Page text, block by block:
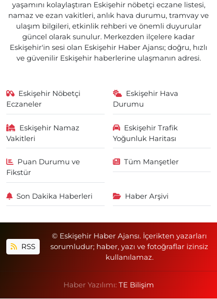
yaşamını kolaylaştıran Eskişehir nöbetçi eczane listesi,
namaz ve ezan vakitleri, anlık hava durumu, tramvay ve
ulaşım bilgileri, etkinlik rehberi ve önemli duyurular
güncel olarak sunulur. Merkezden ilçelere kadar
Eskişehir'in sesi olan Eskişehir Haber Ajansı; doğru, hızlı
ve güvenilir Eskişehir haberlerine ulaşmanın adresi.
Eskişehir Nöbetçi
Eczaneler
Eskişehir Hava
Durumu
Eskişehir Namaz
Vakitleri
Eskişehir Trafik
Yoğunluk Haritası
Puan Durumu ve
Fikstür
Tüm Manşetler
Son Dakika Haberleri Haber Arşivi
RSS
© Eskişehir Haber Ajansı. İçerikten yazarları
sorumludur; haber, yazı ve fotoğraflar izinsiz
kullanılamaz.
Haber Yazılımı: TE Bilişim